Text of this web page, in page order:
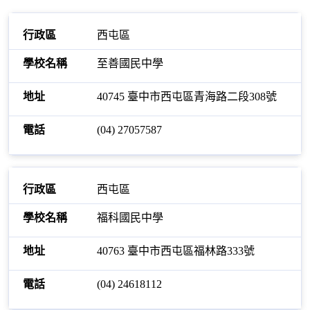
西屯區
至善國民中學
40745 臺中市西屯區青海路二段308號
(04) 27057587
西屯區
福科國民中學
40763 臺中市西屯區福林路333號
(04) 24618112